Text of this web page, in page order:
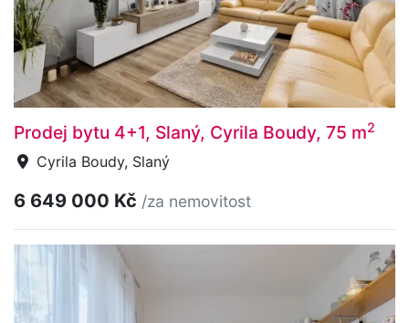
Prodej bytu 4+1, Slaný, Cyrila Boudy, 75 m2
Cyrila Boudy, Slaný
6 649 000 Kč /za nemovitost